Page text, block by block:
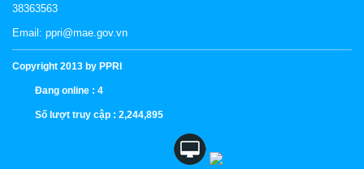
38363563
Email: ppri@mae.gov.vn
Copyright 2013 by PPRI
Đang online : 4
Số lượt truy cập : 2,244,895